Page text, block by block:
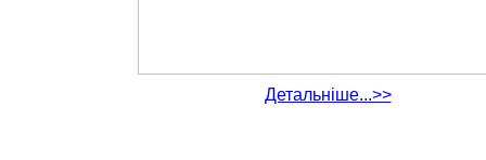
Детальніше...>>